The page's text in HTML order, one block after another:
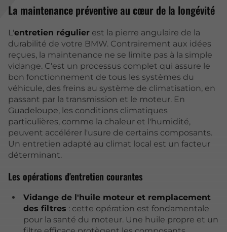
La maintenance préventive au cœur de la longévité
L'entretien régulier est la pierre angulaire de la
durabilité de votre BMW. Contrairement aux idées
reçues, la maintenance ne se limite pas à la simple
vidange. C'est un processus complet qui assure le
bon fonctionnement de tous les systèmes du
véhicule, des freins au système de climatisation, en
passant par la transmission et le moteur. En
Guadeloupe, les conditions climatiques
particulières, comme la chaleur et l'humidité,
peuvent accélérer l'usure de certains composants.
Un entretien adapté au climat local est un facteur
déterminant.
Les opérations d'entretien courantes
Vidange de l'huile moteur et remplacement
des filtres : cette opération est fondamentale
pour la santé du moteur. Une huile propre et un